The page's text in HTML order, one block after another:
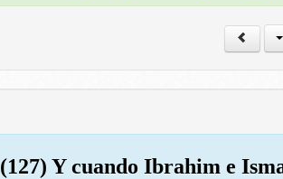
(127) Y cuando Ibrahim e